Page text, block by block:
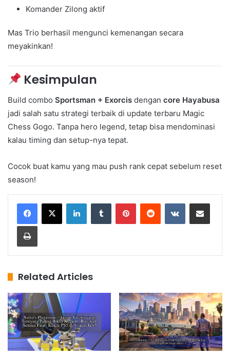
Komander Zilong aktif
Mas Trio berhasil mengunci kemenangan secara
meyakinkan!
Kesimpulan
Build combo Sportsman + Exorcis dengan core Hayabusa
jadi salah satu strategi terbaik di update terbaru Magic
Chess Gogo. Tanpa hero legend, tetap bisa mendominasi
kalau timing dan setup-nya tepat.
Cocok buat kamu yang mau push rank cepat sebelum reset
season!
Related Articles